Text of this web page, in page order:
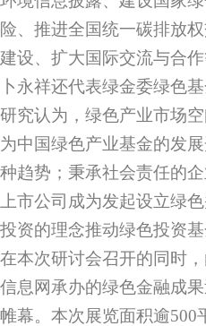
险、推进全国统一碳排放
建设、扩大国际交流与合作
卜永祥还代表绿金委绿色
研究认为，绿色产业市场
为中国绿色产业基金的发
种趋势；秉承社会责任的
上市公司成为发起设立绿
投资的理念推动绿色投资
在本次研讨会召开的同时
信息网承办的绿色金融成
帷幕。本次展览面积逾500